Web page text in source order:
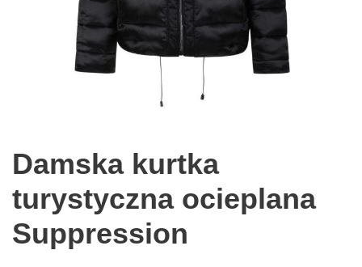
Damska kurtka
turystyczna ocieplana
Suppression